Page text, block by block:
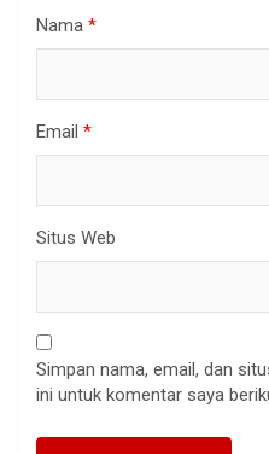
Nama *
Email *
Situs Web
Simpan nama, email, dan
ini untuk komentar saya